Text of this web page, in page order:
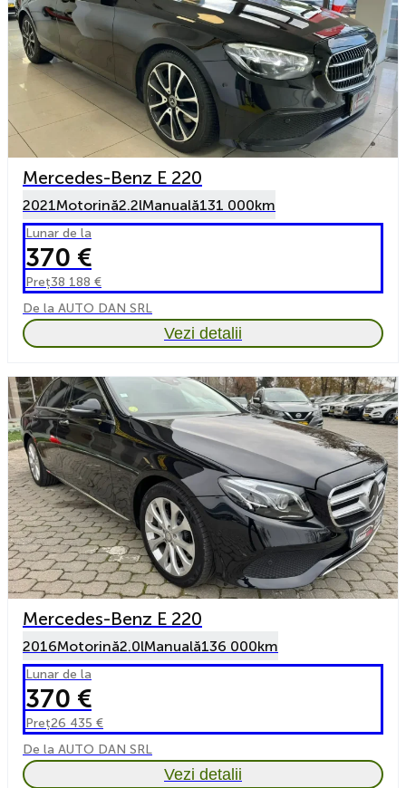
Mercedes-Benz E 220
2021Motorină2.2lManuală131 000km
Lunar de la
370 €
Preț38 188 €
De la AUTO DAN SRL
Vezi detalii
Mercedes-Benz E 220
2016Motorină2.0lManuală136 000km
Lunar de la
370 €
Preț26 435 €
De la AUTO DAN SRL
Vezi detalii